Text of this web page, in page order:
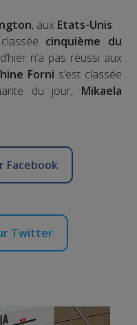
, aux Etats-Unis.
cinquième du
d’hier n’a pas réussi aux
Forni s’est classée
du jour, Mikaela
Facebook
Twitter